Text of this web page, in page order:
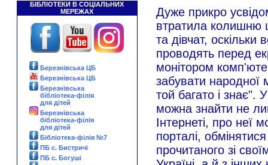
БІБЛІОТЕКИ В СОЦІАЛЬНИХ
МЕРЕЖАХ
Березнівська ЦБ
Березнівська ЦБ
Березнівська
бібліотека-філія
для дітей
Березнівська
бібліотека-філія
для дітей
Бібліотека-філія №7
ПБ с. Бистричі
ПБ с. Богуші
Дуже прикро
втратила колишню
та дівчат, оскільки
проводять перед
монітором
забувати народної
той багато і знає".
можна знайти не
Інтернеті, про неї
порталі,
прочитаного зі